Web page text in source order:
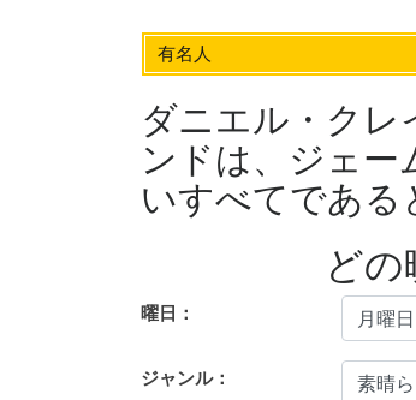
有名人
ダニエル・ク
ンドは、ジェ
いすべてである
ど
曜日：
ジャンル：